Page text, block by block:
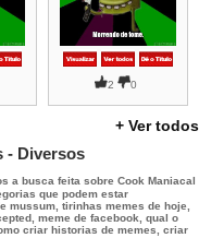
2 0
+ Ver todos
- Diversos
a busca feita sobre Cook Maniacal
que podem estar
mussum, tirinhas memes de hoje,
meme de facebook, qual o
criar historias de memes, criar